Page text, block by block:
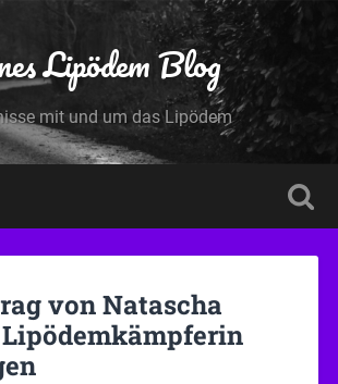
Lipödem Blog
mit und um das Lipödem
von Natascha